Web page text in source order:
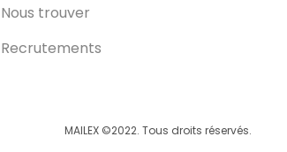
Nous trouver
Recrutements
MAILEX ©2022. Tous droits réservés.